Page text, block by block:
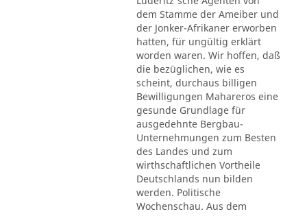
dem Stamme der Ameiber und
der Jonker-Afrikaner erworben
hatten, für ungültig erklärt
worden waren. Wir hoffen, daß
die bezüglichen, wie es
scheint, durchaus billigen
Bewilligungen Mahareros eine
gesunde Grundlage für
ausgedehnte Bergbau-
Unternehmungen zum Besten
des Landes und zum
wirthschaftlichen Vortheile
Deutschlands nun bilden
werden. Politische
Wochenschau. Aus dem